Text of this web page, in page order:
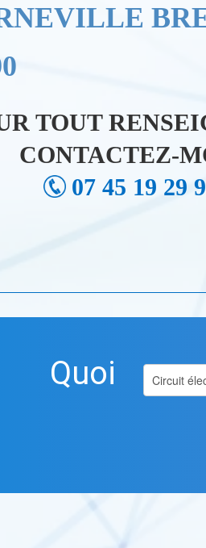
TOUT
CONTACTEZ-
07 45 19 29
Quoi